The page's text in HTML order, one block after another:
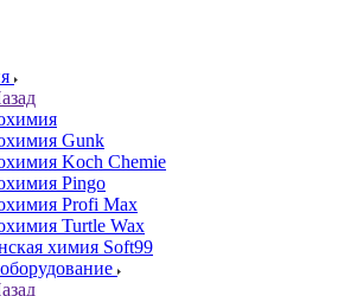
Gunk
Koch Chemie
Pingo
Profi Max
Turtle Wax
химия Soft99